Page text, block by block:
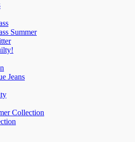
Summer
Jeans
Collection